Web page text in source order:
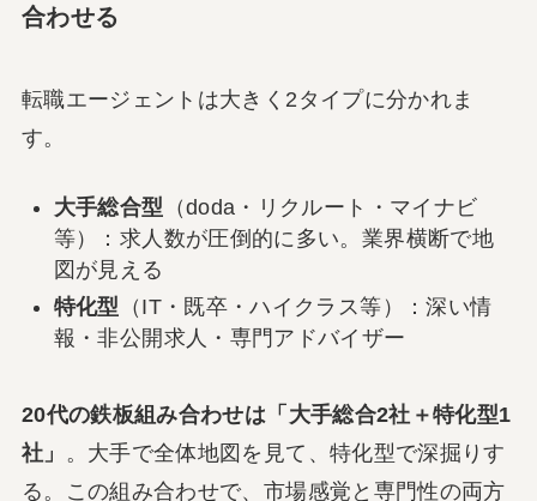
合わせる
転職エージェントは大きく2タイプに分かれま
す。
大手総合型 （doda・リクルート・マイナビ
等）：求人数が圧倒的に多い。業界横断で地
図が見える
特化型 （IT・既卒・ハイクラス等）：深い情
報・非公開求人・専門アドバイザー
20代の鉄板組み合わせは「大手総合2社＋特化型1
社」 。大手で全体地図を見て、特化型で深掘りす
る。この組み合わせで、市場感覚と専門性の両方